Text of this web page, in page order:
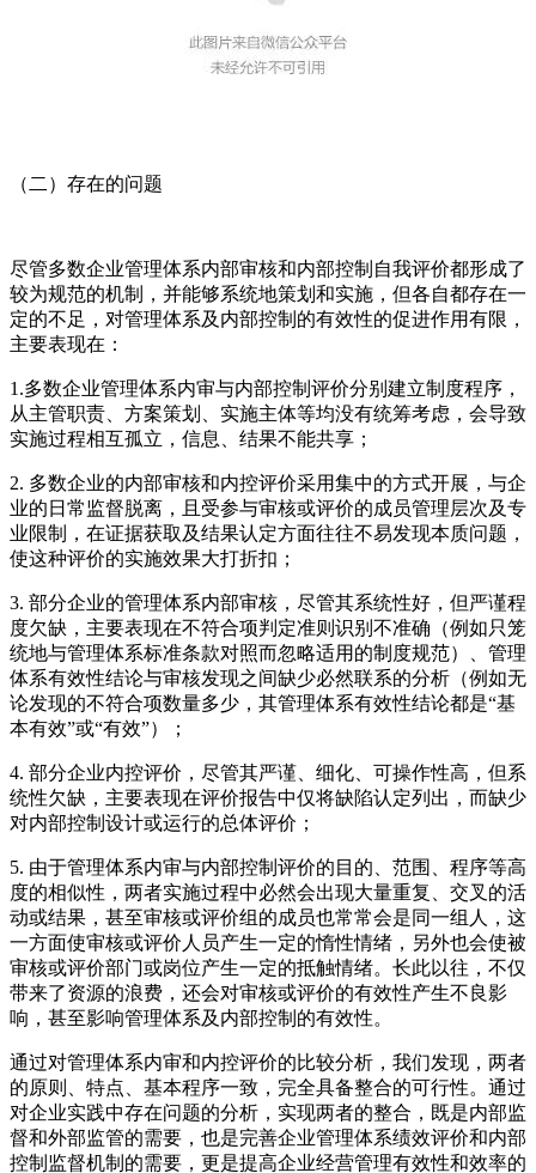
（二）存在的问题
尽管多数企业管理体系内部审核和内部控制自我评价都形成了
较为规范的机制，并能够系统地策划和实施，但各自都存在一
定的不足，对管理体系及内部控制的有效性的促进作用有限，
主要表现在：
1.多数企业管理体系内审与内部控制评价分别建立制度程序，
从主管职责、方案策划、实施主体等均没有统筹考虑，会导致
实施过程相互孤立，信息、结果不能共享；
2. 多数企业的内部审核和内控评价采用集中的方式开展，与企
业的日常监督脱离，且受参与审核或评价的成员管理层次及专
业限制，在证据获取及结果认定方面往往不易发现本质问题，
使这种评价的实施效果大打折扣；
3. 部分企业的管理体系内部审核，尽管其系统性好，但严谨程
度欠缺，主要表现在不符合项判定准则识别不准确（例如只笼
统地与管理体系标准条款对照而忽略适用的制度规范）、管理
体系有效性结论与审核发现之间缺少必然联系的分析（例如无
论发现的不符合项数量多少，其管理体系有效性结论都是“基
本有效”或“有效”）；
4. 部分企业内控评价，尽管其严谨、细化、可操作性高，但系
统性欠缺，主要表现在评价报告中仅将缺陷认定列出，而缺少
对内部控制设计或运行的总体评价；
5. 由于管理体系内审与内部控制评价的目的、范围、程序等高
度的相似性，两者实施过程中必然会出现大量重复、交叉的活
动或结果，甚至审核或评价组的成员也常常会是同一组人，这
一方面使审核或评价人员产生一定的惰性情绪，另外也会使被
审核或评价部门或岗位产生一定的抵触情绪。长此以往，不仅
带来了资源的浪费，还会对审核或评价的有效性产生不良影
响，甚至影响管理体系及内部控制的有效性。
通过对管理体系内审和内控评价的比较分析，我们发现，两者
的原则、特点、基本程序一致，完全具备整合的可行性。通过
对企业实践中存在问题的分析，实现两者的整合，既是内部监
督和外部监管的需要，也是完善企业管理体系绩效评价和内部
控制监督机制的需要，更是提高企业经营管理有效性和效率的